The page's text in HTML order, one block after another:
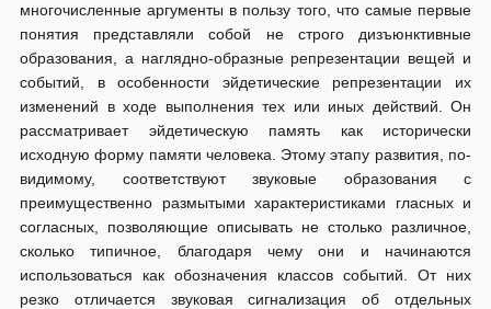
многочисленные аргументы в пользу того, что самые первые
понятия представляли собой не строго дизъюнктивные
образования, а наглядно-образные репрезентации вещей и
событий, в особенности эйдетические репрезентации их
изменений в ходе выполнения тех или иных действий. Он
рассматривает эйдетическую память как исторически
исходную форму памяти человека. Этому этапу развития, по-
видимому, соответствуют звуковые образования с
преимущественно размытыми характеристиками гласных и
согласных, позволяющие описывать не столько различное,
сколько типичное, благодаря чему они и начинаются
использоваться как обозначения классов событий. От них
резко отличается звуковая сигнализация об отдельных